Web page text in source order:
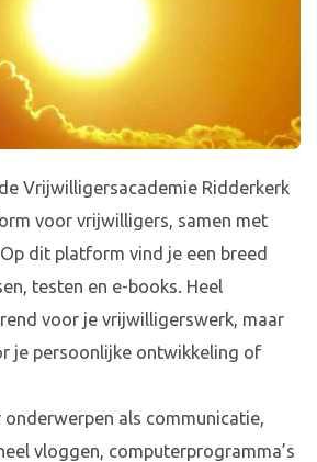
Vrijwilligersacademie Ridderkerk
voor vrijwilligers, samen met
dit platform vind je een breed
testen en e-books. Heel
voor je vrijwilligerswerk, maar
je persoonlijke ontwikkeling of
onderwerpen als communicatie,
vloggen, computerprogramma’s